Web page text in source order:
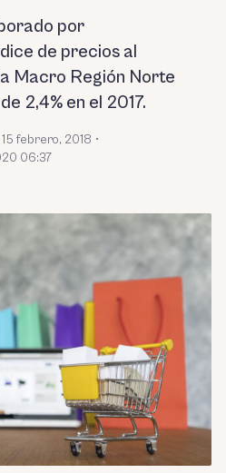
por
de precios al
Macro Región Norte
2,4% en el 2017.
15 febrero, 2018 •
06:37